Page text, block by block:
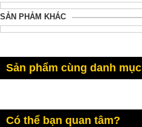
SẢN PHẢM KHÁC
Sản phẩm cùng danh mục
Có thể bạn quan tâm?